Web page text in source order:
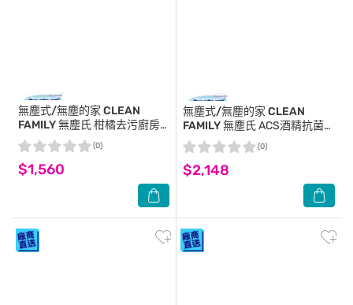
無塵式/無塵的家 CLEAN
FAMILY無塵氏 柑橘去污廚房
亮光布抗漲包(40片x24包)-箱
購
$1,560
(0)
無塵式/無塵的家 CLEAN
FAMILY無塵氏 ACS酒精抗菌噴
霧(250mlx12瓶)-箱購
$2,148
(0)